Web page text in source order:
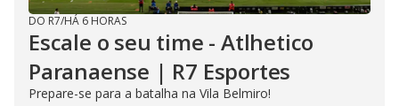
DO R7/HÁ 6 HORAS
Escale o seu time - Atlhetico
Paranaense | R7 Esportes
Prepare-se para a batalha na Vila Belmiro!